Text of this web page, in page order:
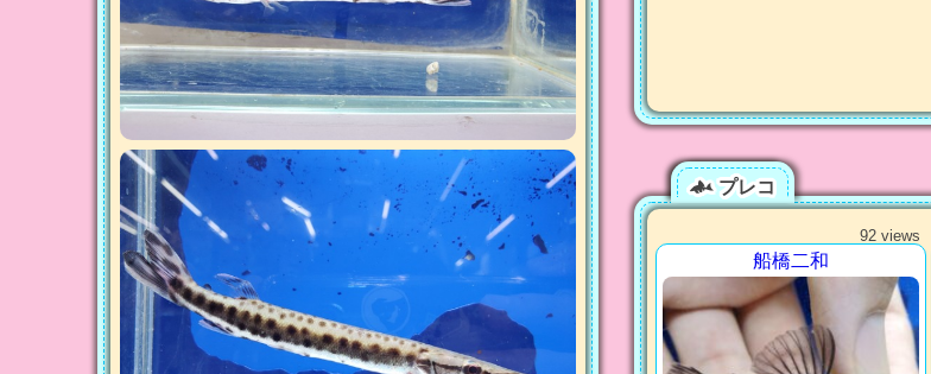
プレコ
92 views
船橋二和